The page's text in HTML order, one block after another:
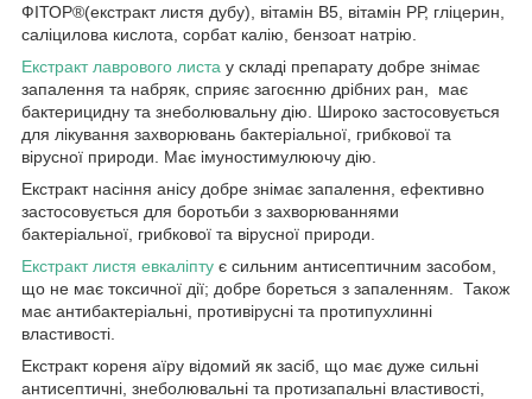
ФІТОР®(екстракт листя дубу), вітамін В5, вітамін РР, гліцерин,
саліцилова кислота, сорбат калію, бензоат натрію.
Екстракт лаврового листа у складі препарату добре знімає
запалення та набряк, сприяє загоєнню дрібних ран, має
бактерицидну та знеболювальну дію. Широко застосовується
для лікування захворювань бактеріальної, грибкової та
вірусної природи. Має імуностимулюючу дію.
Екстракт насіння анісу добре знімає запалення, ефективно
застосовується для боротьби з захворюваннями
бактеріальної, грибкової та вірусної природи.
Екстракт листя евкаліпту є сильним антисептичним засобом,
що не має токсичної дії; добре бореться з запаленням. Також
має антибактеріальні, противірусні та протипухлинні
властивості.
Екстракт кореня аїру відомий як засіб, що має дуже сильні
антисептичні, знеболювальні та протизапальні властивості,